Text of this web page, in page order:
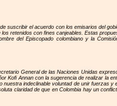
suscribir el acuerdo con los emisarios del
retenidos con fines canjeables. Estas
del Episcopado colombiano y la
General de las Naciones Unidas
Kofi Annan con la sugerencia de realizar la
indeclinable voluntad de unir fuerzas
claridad de que en Colombia hay un